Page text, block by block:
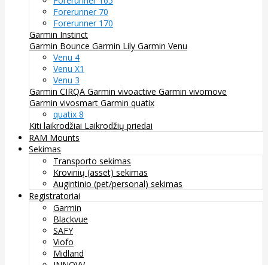
Forerunner 70
Forerunner 170
Garmin Instinct
Garmin Bounce Garmin Lily Garmin Venu
Venu 4
Venu X1
Venu 3
Garmin CIRQA Garmin vivoactive Garmin vivomove
Garmin vivosmart Garmin quatix
quatix 8
Kiti laikrodžiai Laikrodžių priedai
RAM Mounts
Sekimas
Transporto sekimas
Krovinių (asset) sekimas
Augintinio (pet/personal) sekimas
Registratoriai
Garmin
Blackvue
SAFY
Viofo
Midland